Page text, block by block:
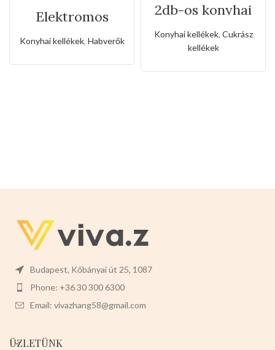
Elektromos
habverő
Konyhai kellékek, Habverők
2db-os konyhai
szilikon csipesz
rozsdamentes
fogóval
Konyhai kellékek, Cukrász
kellékek
Budapest, Kőbányai út 25, 1087
Phone: +36 30 300 6300
Email: vivazhang58@gmail.com
ÜZLETÜNK